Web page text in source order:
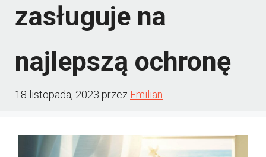
zasługuje na
najlepszą ochronę
18 listopada, 2023 przez Emilian